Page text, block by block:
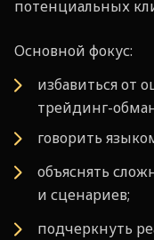
потенциальных
Основной фокус:
избавиться от
трейдинг-
говорить
объяснять
и сценариев;
подчеркнуть